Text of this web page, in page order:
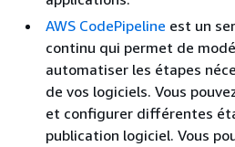
AWS CodePipeline est un
continu qui permet de
automatiser les étapes
de vos logiciels. Vous
et configurer différentes
publication logiciel. Vous